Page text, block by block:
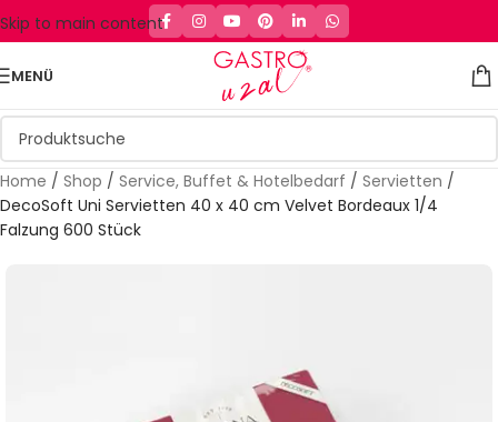
Skip to main content
MENÜ
Home / Shop / Service, Buffet & Hotelbedarf / Servietten /
DecoSoft Uni Servietten 40 x 40 cm Velvet Bordeaux 1/4
Falzung 600 Stück